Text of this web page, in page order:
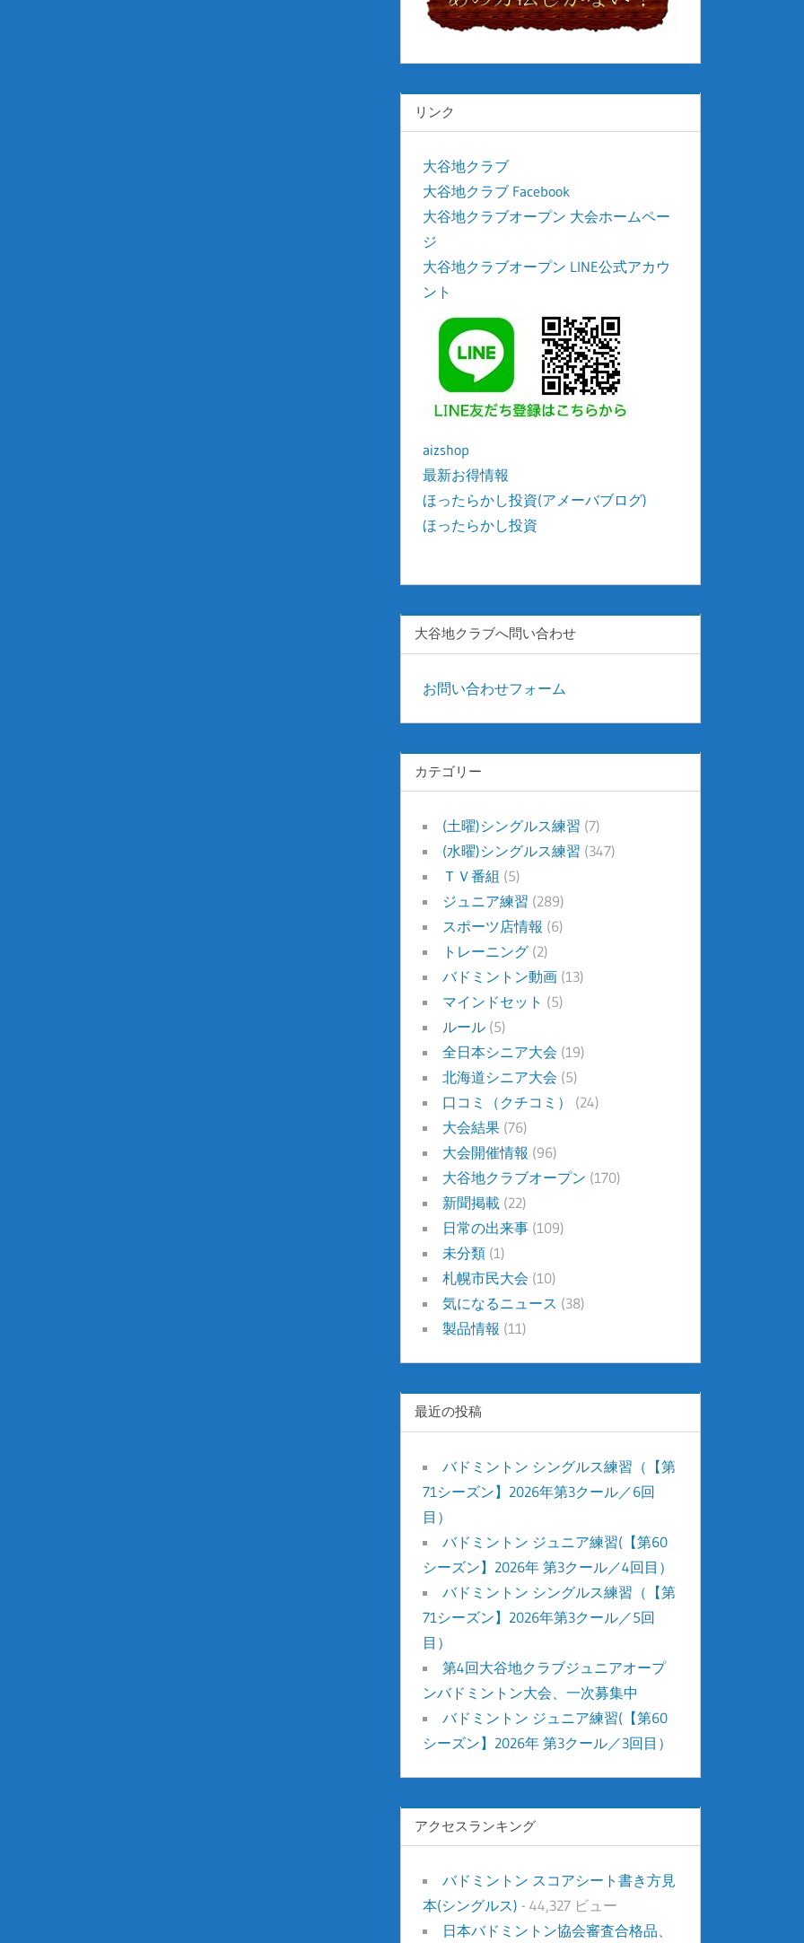
リンク
大谷地クラブ
大谷地クラブ Facebook
大谷地クラブオープン 大会ホームペー
ジ
大谷地クラブオープン LINE公式アカウ
ント
aizshop
最新お得情報
ほったらかし投資(アメーバブログ)
ほったらかし投資
大谷地クラブへ問い合わせ
お問い合わせフォーム
カテゴリー
(土曜)シングルス練習 (7)
(水曜)シングルス練習 (347)
ＴＶ番組 (5)
ジュニア練習 (289)
スポーツ店情報 (6)
トレーニング (2)
バドミントン動画 (13)
マインドセット (5)
ルール (5)
全日本シニア大会 (19)
北海道シニア大会 (5)
口コミ（クチコミ）
(24)
大会結果 (76)
大会開催情報 (96)
大谷地クラブオープン (170)
新聞掲載 (22)
日常の出来事 (109)
未分類 (1)
札幌市民大会 (10)
気になるニュース (38)
製品情報 (11)
最近の投稿
バドミントン シングルス練習（【第
71シーズン】2026年第3クール／6回
目）
バドミントン ジュニア練習(【第60
シーズン】2026年 第3クール／4回目）
バドミントン シングルス練習（【第
71シーズン】2026年第3クール／5回
目）
第4回大谷地クラブジュニアオープ
ンバドミントン大会、一次募集中
バドミントン ジュニア練習(【第60
シーズン】2026年 第3クール／3回目）
アクセスランキング
バドミントン スコアシート書き方見
本(シングルス) - 44,327 ビュー
日本バドミントン協会審査合格品、